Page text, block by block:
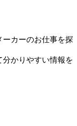
ーカーのお仕事を探
かりやすい情報を